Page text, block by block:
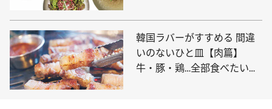
韓国ラバーがすすめる 間違
いのないひと皿【肉篇】
牛・豚・鶏…全部食べたい名